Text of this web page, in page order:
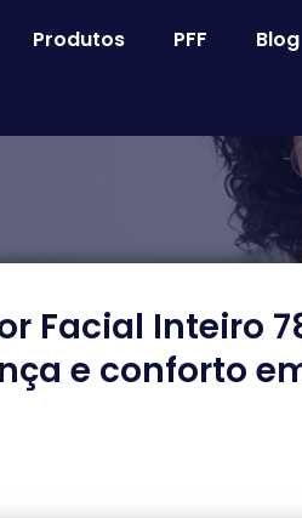
Produtos PFF Blog
Facial Inteiro
e conforto